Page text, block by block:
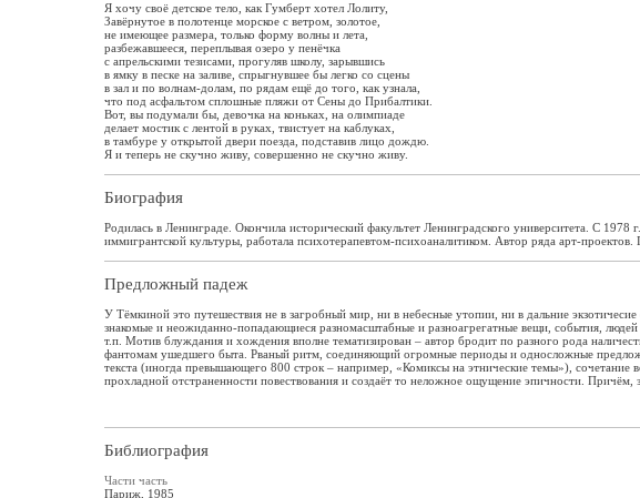
Я хочу своё детское тело, как Гумберт хотел Лолиту,
Завёрнутое в полотенце морское с ветром, золотое,
не имеющее размера, только форму волны и лета,
разбежавшееся, переплывая озеро у пенёчка
с апрельскими тезисами, прогуляв школу, зарывшись
в ямку в песке на заливе, спрыгнувшее бы легко со сцены
в зал и по волнам-долам, по рядам ещё до того, как узнала,
что под асфальтом сплошные пляжи от Сены до Прибалтики.
Вот, вы подумали бы, девочка на коньках, на олимпиаде
делает мостик с лентой в руках, твистует на каблуках,
в тамбуре у открытой двери поезда, подставив лицо дождю.
Я и теперь не скучно живу, совершенно не скучно живу.
Биография
Родилась в Ленинграде. Окончила исторический факультет Ленинградского университета. С
иммигрантской культуры, работала психотерапевтом-психоаналитиком. Автор ряда арт-
Предложный падеж
У Тёмкиной это путешествия не в загробный мир, ни в небесные утопии, ни в дальние
знакомые и неожиданно-попадающиеся разномасштабные и разноагрегатные вещи, события,
т.п. Мотив блуждания и хождения вполне тематизирован – автор бродит по разного рода
фантомам ушедшего быта. Рваный ритм, соединяющий огромные периоды и односложные
текста (иногда превышающего 800 строк – например, «Комиксы на этнические темы»), сочетание
прохладной отстраненности повествования и создаёт то неложное ощущение эпичности.
Библиография
Части часть
Париж, 1985